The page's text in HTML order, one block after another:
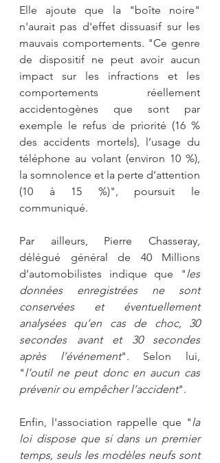
Elle ajoute que la "boîte noire"
n'aurait pas d'effet dissuasif sur les
mauvais comportements. "Ce genre
de dispositif ne peut avoir aucun
impact sur les infractions et les
comportements réellement
accidentogènes que sont par
exemple le refus de priorité (16 %
des accidents mortels), l’usage du
téléphone au volant (environ 10 %),
la somnolence et la perte d’attention
(10 à 15 %)", poursuit le
communiqué.
Par ailleurs, Pierre Chasseray,
délégué général de 40 Millions
d’automobilistes indique que "les
données enregistrées ne sont
conservées et éventuellement
analysées qu’en cas de choc, 30
secondes avant et 30 secondes
après l’événement". Selon lui,
"l’outil ne peut donc en aucun cas
prévenir ou empêcher l’accident".
Enfin, l'association rappelle que "la
loi dispose que si dans un premier
temps, seuls les modèles neufs sont